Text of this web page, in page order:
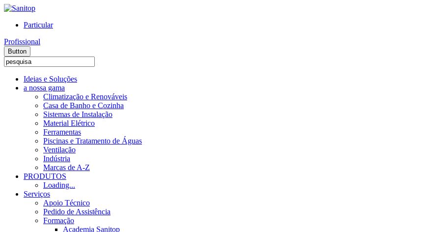
Particular
Profissional
Button
Ideias e Soluções
a nossa gama
Climatização e Renováveis
Casa de Banho e Cozinha
Sistemas de Instalação
Material Elétrico
Ferramentas
Piscinas e Tratamento de Águas
Ventilação
Indústria
Marcas de A-Z
PRODUTOS
Loading...
Serviços
Apoio Técnico
Pedido de Assistência
Formação
Academia Sanitop